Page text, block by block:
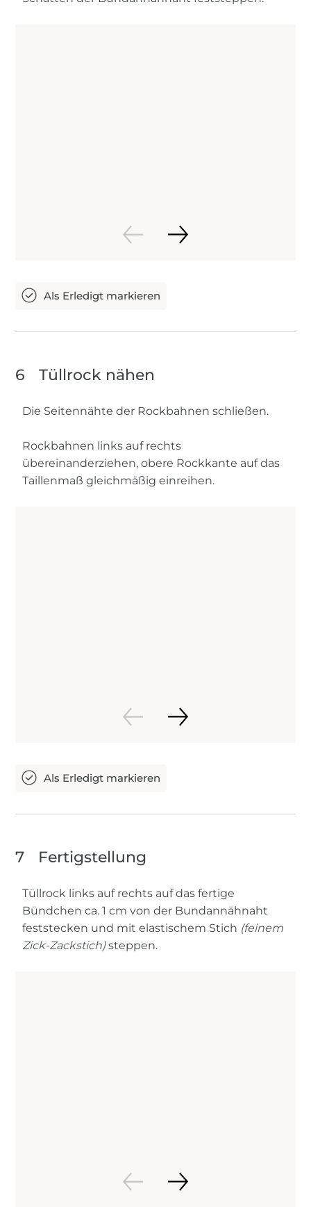
6 Tüllrock nähen
Die Seitennähte der Rockbahnen schließen.
Rockbahnen links auf rechts
übereinanderziehen, obere Rockkante auf das
Taillenmaß gleichmäßig einreihen.
7 Fertigstellung
Tüllrock links auf rechts auf das fertige
Bündchen ca. 1 cm von der Bundannähnaht
feststecken und mit elastischem Stich (feinem
Zick-Zackstich)steppen.